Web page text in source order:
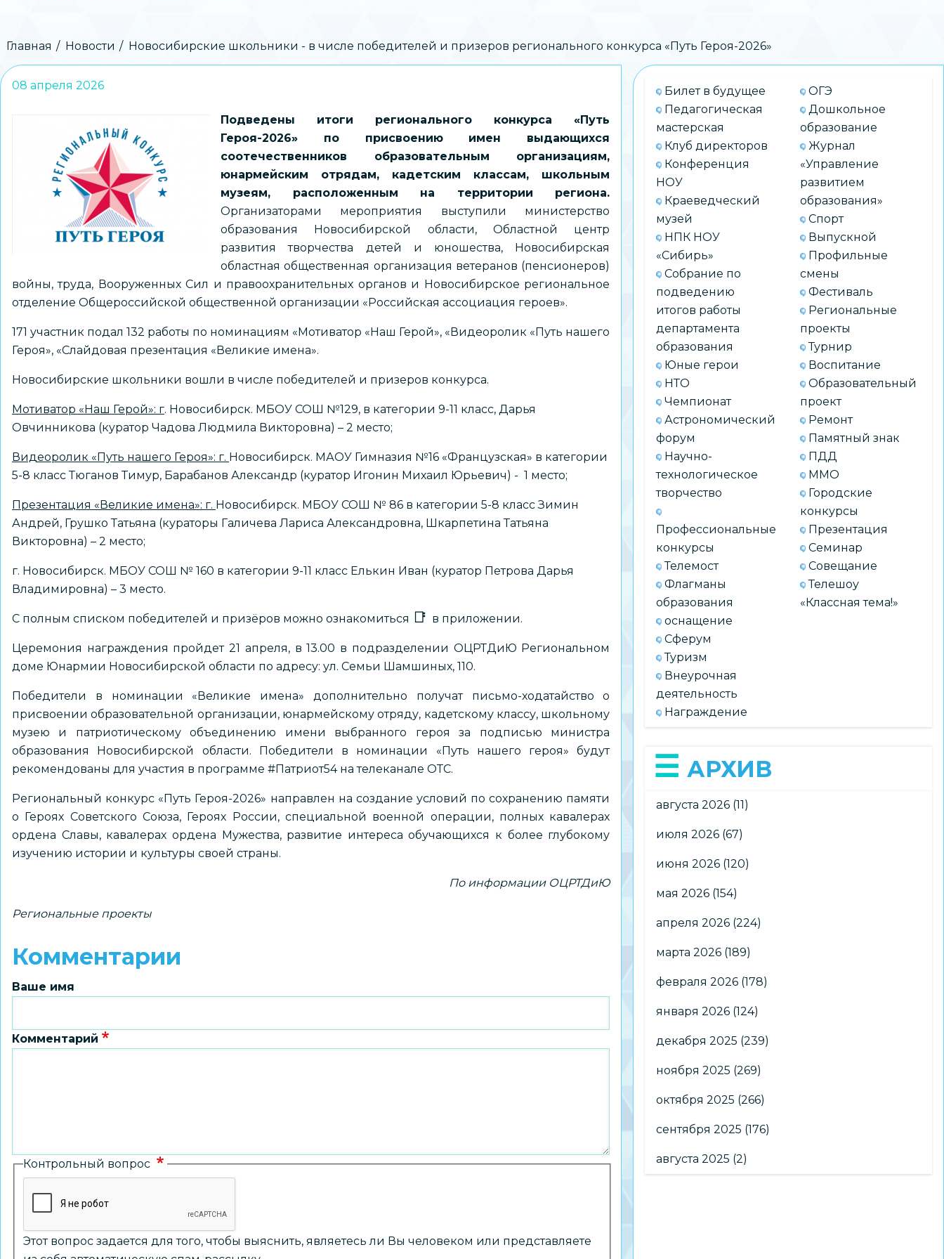
Строка
навигации
Главная Новости Новосибирские школьники - в числе победителей и призеров регионального конкурса «Путь Героя-2026»
08 апреля 2026
Подведены итоги регионального конкурса «Путь
Героя-2026» по присвоению имен выдающихся
соотечественников образовательным организациям,
юнармейским отрядам, кадетским классам, школьным
музеям, расположенным на территории региона.
Организаторами мероприятия выступили министерство
образования Новосибирской области, Областной центр
развития творчества детей и юношества, Новосибирская
областная общественная организация ветеранов (пенсионеров)
войны, труда, Вооруженных Сил и правоохранительных органов и Новосибирское региональное
отделение Общероссийской общественной организации «Российская ассоциация героев».
171 участник подал 132 работы по номинациям «Мотиватор «Наш Герой», «Видеоролик «Путь нашего
Героя», «Слайдовая презентация «Великие имена».
Новосибирские школьники вошли в числе победителей и призеров конкурса.
Мотиватор «Наш Герой»: г. Новосибирск. МБОУ СОШ №129, в категории 9-11 класс, Дарья
Овчинникова (куратор Чадова Людмила Викторовна) – 2 место;
Видеоролик «Путь нашего Героя»: г. Новосибирск. МАОУ Гимназия №16 «Французская» в категории
5-8 класс Тюганов Тимур, Барабанов Александр (куратор Игонин Михаил Юрьевич) - 1 место;
Презентация «Великие имена»: г. Новосибирск. МБОУ СОШ № 86 в категории 5-8 класс Зимин
Андрей, Грушко Татьяна (кураторы Галичева Лариса Александровна, Шкарпетина Татьяна
Викторовна) – 2 место;
г. Новосибирск. МБОУ СОШ № 160 в категории 9-11 класс Елькин Иван (куратор Петрова Дарья
Владимировна) – 3 место.
С полным списком победителей и призёров можно ознакомиться в приложении.
Церемония награждения пройдет 21 апреля, в 13.00 в подразделении ОЦРТДиЮ Региональном
доме Юнармии Новосибирской области по адресу: ул. Семьи Шамшиных, 110.
Победители в номинации «Великие имена» дополнительно получат письмо-ходатайство о
присвоении образовательной организации, юнармейскому отряду, кадетскому классу, школьному
музею и патриотическому объединению имени выбранного героя за подписью министра
образования Новосибирской области. Победители в номинации «Путь нашего героя» будут
рекомендованы для участия в программе #Патриот54 на телеканале ОТС.
Региональный конкурс «Путь Героя-2026» направлен на создание условий по сохранению памяти
о Героях Советского Союза, Героях России, специальной военной операции, полных кавалерах
ордена Славы, кавалерах ордена Мужества, развитие интереса обучающихся к более глубокому
изучению истории и культуры своей страны.
По информации ОЦРТДиЮ
Региональные проекты
Комментарии
Ваше имя
Комментарий
Контрольный вопрос
Этот вопрос задается для того, чтобы выяснить, являетесь ли Вы человеком или представляете
Билет в будущее
Педагогическая
мастерская
Клуб директоров
Конференция
НОУ
Краеведческий
музей
НПК НОУ
«Сибирь»
Собрание по
подведению
итогов работы
департамента
образования
Юные герои
НТО
Чемпионат
Астрономический
форум
Научно-
технологическое
творчество
Профессиональные
конкурсы
Телемост
Флагманы
образования
оснащение
Сферум
Туризм
Внеурочная
деятельность
Награждение
ОГЭ
Дошкольное
образование
Журнал
«Управление
развитием
образования»
Спорт
Выпускной
Профильные
смены
Фестиваль
Региональные
проекты
Турнир
Воспитание
Образовательный
проект
Ремонт
Памятный знак
ПДД
ММО
Городские
конкурсы
Презентация
Семинар
Совещание
Телешоу
«Классная тема!»
АРХИВ
августа 2026 (11)
июля 2026 (67)
июня 2026 (120)
мая 2026 (154)
апреля 2026 (224)
марта 2026 (189)
февраля 2026 (178)
января 2026 (124)
декабря 2025 (239)
ноября 2025 (269)
октября 2025 (266)
сентября 2025 (176)
августа 2025 (2)